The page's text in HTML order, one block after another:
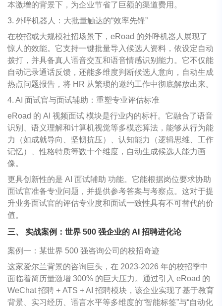
本激增的背景下，为企业节省了巨额的渠道费用。
3. 外呼机器人：大批量触达的“效率先锋”
在校招或大规模社招场景下，eRoad 的外呼机器人展现了
惊人的效能。它支持一键批量导入候选人资料，依设定自动
拨打，并具备真人语音交互和语音情感识别能力。它不仅能
自动记录通话反馈，还能多维度判断候选人意向，自动生成
热点问题报告，将 HR 从繁琐的邀约工作中彻底解放出来。
4. AI 面试官与面试辅助：重塑专业评估标准
eRoad 的 AI 视频面试 模块是行业内的标杆。它融合了语音
识别、语义理解和计算机视觉等多模态算法，能够从行为能
力（如成就导向、坚韧抗压）、认知能力（逻辑思维、工作
记忆）、性格特质等数十个维度，自动生成候选人能力画
像。
更具创新性的是 AI 面试辅助 功能。它能根据岗位要求协助
面试官准备专业问题，并提供参考答案与考察点。这对于提
升业务面试官的评估专业度和面试一致性具有不可替代的价
值。
三、 实战案例：世界 500 强企业的 AI 招聘进化论
案例一：某世界 500 强咨询公司的校招奇迹
这家爱尔兰背景的咨询巨头，在 2023-2026 年的校招季中
面临着简历量激增 300% 的巨大压力。通过引入 eRoad 的
WeChat 招聘 + ATS + AI 招聘模块，该企业实现了基于教育
背景、实习经历、语言水平等多维度的“智能标签”与“自动化